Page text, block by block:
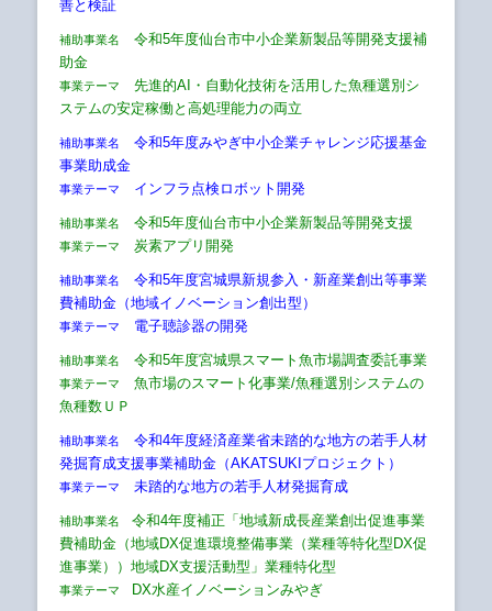
善と検証
補助事業名
令和5年度仙台市中小企業新製品等開発支援補
助金
事業テーマ
先進的AI・自動化技術を活用した魚種選別シ
ステムの安定稼働と高処理能力の両立
補助事業名
令和5年度みやぎ中小企業チャレンジ応援基金
事業助成金
事業テーマ インフラ点検ロボット開発
補助事業名 令和5年度仙台市中小企業新製品等開発支援
事業テーマ 炭素アプリ開発
補助事業名
令和5年度宮城県新規参入・新産業創出等事業
費補助金（地域イノベーション創出型）
事業テーマ 電子聴診器の開発
補助事業名 令和5年度宮城県スマート魚市場調査委託事業
事業テーマ
魚市場のスマート化事業/魚種選別システムの
魚種数ＵＰ
補助事業名
令和4年度経済産業省未踏的な地方の若手人材
発掘育成支援事業補助金（AKATSUKIプロジェクト）
事業テーマ 未踏的な地方の若手人材発掘育成
補助事業名 令和4年度補正「地域新成長産業創出促進事業
費補助金（地域DX促進環境整備事業（業種等特化型DX促
進事業））地域DX支援活動型」業種特化型
事業テーマ DX水産イノベーションみやぎ